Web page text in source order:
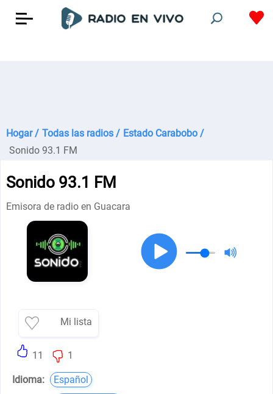
Hogar / Todas las radios / Estado Carabobo /
Sonido 93.1 FM
Sonido 93.1 FM
Emisora de radio en Guacara
Mi lista
11 1
Idioma:
Español